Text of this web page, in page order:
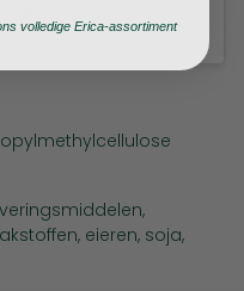
eieren, soja,
volledige Erica-assortiment